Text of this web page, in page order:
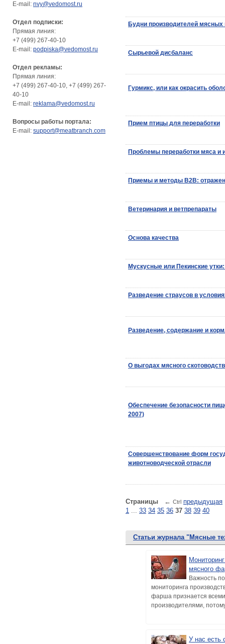
E-mail: nvy@vedomost.ru
Отдел подписки:
Прямая линия:
+7 (499) 267-40-10
E-mail: podpiska@vedomost.ru
Отдел рекламы:
Прямая линия:
+7 (499) 267-40-10, +7 (499) 267-
40-10
E-mail: reklama@vedomost.ru
Вопросы работы портала:
E-mail: support@meatbranch.com
Будни производителей мясных
Сырьевой дисбаланс
Гурмикс, или как окрасить
Прием птицы для переработки
Проблемы переработки мяса и
Приемы и методы В2В:
Ветеринария и ветпрепараты
Основа качества
Мускусные или Пекинские
Разведение страусов в
Разведение, содержание и
О выгодах мясного
Обеспечение безопасности
2007)
Совершенствование форм
животноводческой отрасли
Страницы ← Ctrl предыдущая
1 ... 33 34 35 36 37 38 39 40
Статьи журнала "Мясные
мясного
Важность
мониторинга
фарша признается всеми
производителями,
У нас есть